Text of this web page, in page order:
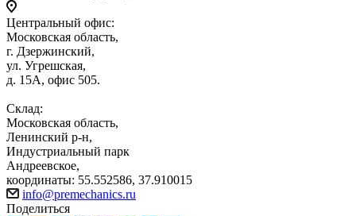
Центральный офис:
Московская область,
г. Дзержинский,
ул. Угрешская,
д. 15А, офис 505.
Склад:
Московская область,
Ленинский р-н,
Индустриальный парк
Андреевское,
координаты: 55.552586, 37.910015
info@premechanics.ru
Поделиться